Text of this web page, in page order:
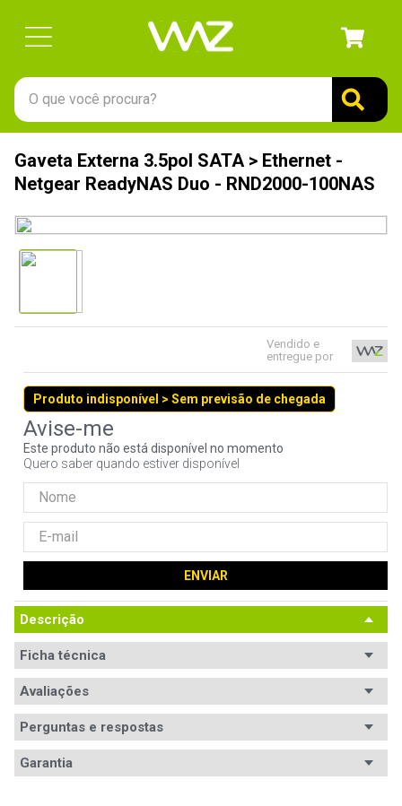
O que você procura?
Gaveta Externa 3.5pol SATA > Ethernet -
Netgear ReadyNAS Duo - RND2000-100NAS
Vendido e
entregue por
Produto indisponível > Sem previsão de chegada
Este produto não está disponível no momento
Quero saber quando estiver disponível
ENVIAR
Descrição
Ficha técnica
Avaliações
Avaliações
Perguntas e respostas
Garantia
1º
gabinete
3º
teclado
6º
mouse
8º
fractal
10º hd